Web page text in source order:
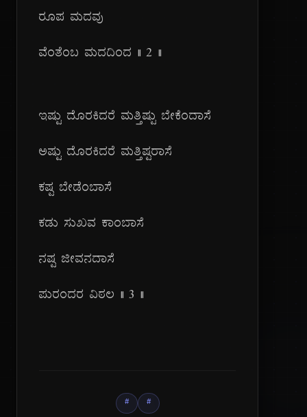
ರೂಪ ಮದವು
ವೆಂತೆಂಬ ಮದದಿಂದ || ೨ ||
ಇಷ್ಟು ದೊರಕಿದರೆ ಮತ್ತಿಷ್ಟು ಬೇಕೆಂದಾಸೆ
ಅಷ್ಟು ದೊರಕಿದರೆ ಮತ್ತಿಷ್ಟರಾಸೆ
ಕಷ್ಟ ಬೇಡೆಂಬಾಸೆ
ಕಡು ಸುಖವ ಕಾಂಬಾಸೆ
ನಷ್ಟ ಜೀವನದಾಸೆ
ಪುರಂದರ ವಿಠಲ || ೩ ||
# #